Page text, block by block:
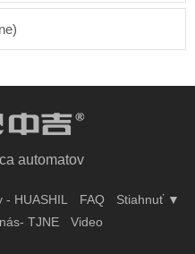
automatov
- HUASHIL FAQ
Stiahnuť ▼
TJNE Video